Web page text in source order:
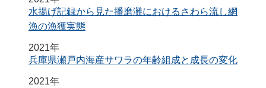
水揚げ記録から見た播磨灘におけるさわら流し網
漁の漁獲実態
2021年
兵庫県瀬戸内海産サワラの年齢組成と成長の変化
2021年